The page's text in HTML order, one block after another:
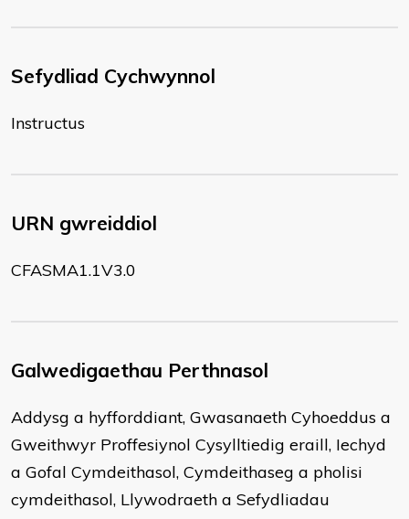
Sefydliad Cychwynnol
Instructus
URN gwreiddiol
CFASMA1.1V3.0
Galwedigaethau Perthnasol
Addysg a hyfforddiant, Gwasanaeth Cyhoeddus a
Gweithwyr Proffesiynol Cysylltiedig eraill, Iechyd
a Gofal Cymdeithasol, Cymdeithaseg a pholisi
cymdeithasol, Llywodraeth a Sefydliadau